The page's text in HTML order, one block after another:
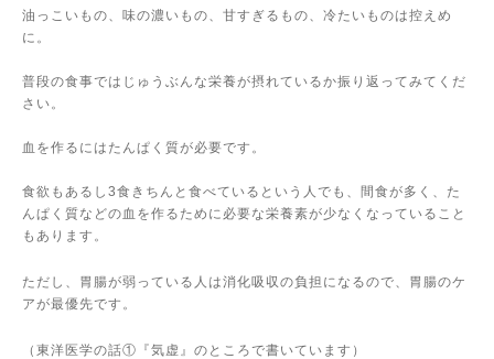
油っこいもの、味の濃いもの、甘すぎるもの、冷たいものは控えめ
に。
普段の食事ではじゅうぶんな栄養が摂れているか振り返ってみてくだ
さい。
血を作るにはたんぱく質が必要です。
食欲もあるし 3食きちんと食べているという人でも、間食が多く、た
んぱく質などの血を作るために必要な栄養素が少なくなっていること
もあります。
ただし、胃腸が弱っている人は消化吸収の負担になるので、胃腸のケ
アが最優先です。
（東洋医学の話①『気虚』のところで書いています）